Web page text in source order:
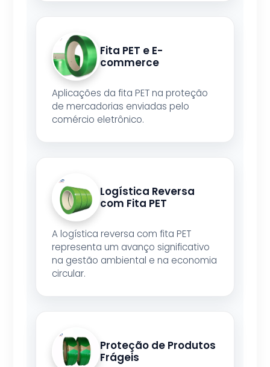
Fita PET e E-
commerce
Aplicações da fita PET na proteção
de mercadorias enviadas pelo
comércio eletrônico.
Logística Reversa
com Fita PET
A logística reversa com fita PET
representa um avanço significativo
na gestão ambiental e na economia
circular.
Proteção de Produtos
Frágeis